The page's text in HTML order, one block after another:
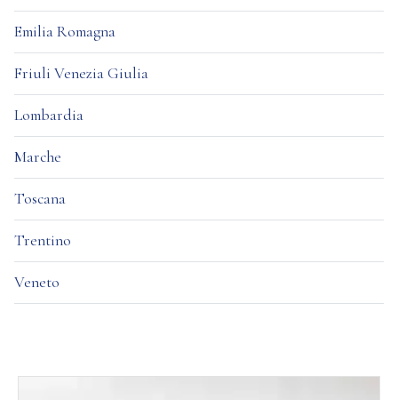
Emilia Romagna
Friuli Venezia Giulia
Lombardia
Marche
Toscana
Trentino
Veneto